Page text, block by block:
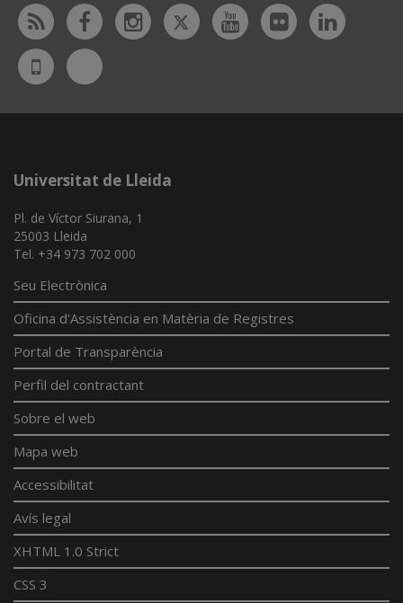
Rss FacebookInstagram
TwitterYoutubeFlickr
UdL
App
Bluesky
Universitat de Lleida
Pl. de Víctor Siurana, 1
25003 Lleida
Tel. +34 973 702 000
Seu Electrònica
Oficina d'Assistència en Matèria de Registres
Portal de Transparència
Perfil del contractant
Sobre el web
Mapa web
Accessibilitat
Avís legal
XHTML 1.0 Strict
CSS 3